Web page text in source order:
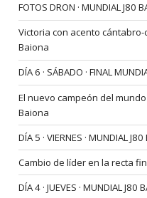
FOTOS DRON · MUNDIAL J80
Victoria con acento
Baiona
DÍA 6 · SÁBADO · FINAL
El nuevo campeón del
Baiona
DÍA 5 · VIERNES · MUNDIAL
Cambio de líder en la recta
DÍA 4 · JUEVES · MUNDIAL J80